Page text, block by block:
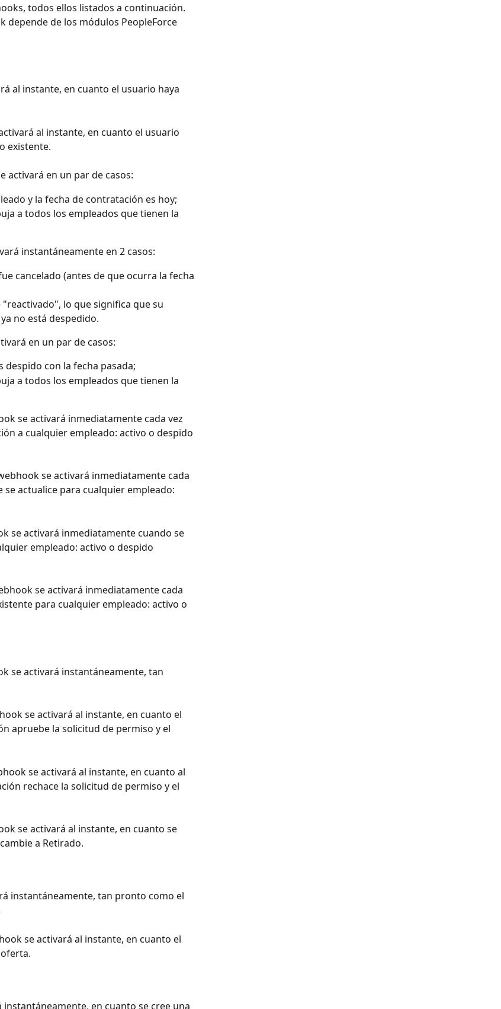
todos ellos listados a continuación.
depende de los módulos PeopleForce
al instante, en cuanto el usuario haya
al instante, en cuanto el usuario
existente.
activará en un par de casos:
y la fecha de contratación es hoy;
a todos los empleados que tienen la
instantáneamente en 2 casos:
cancelado (antes de que ocurra la fecha
lo que significa que su
no está despedido.
en un par de casos:
con la fecha pasada;
a todos los empleados que tienen la
se activará inmediatamente cada vez
a cualquier empleado: activo o despido
se activará inmediatamente cada
actualice para cualquier empleado:
se activará inmediatamente cuando se
empleado: activo o despido
se activará inmediatamente cada
para cualquier empleado: activo o
se activará instantáneamente, tan
se activará al instante, en cuanto el
apruebe la solicitud de permiso y el
se activará al instante, en cuanto al
rechace la solicitud de permiso y el
se activará al instante, en cuanto se
a Retirado.
instantáneamente, tan pronto como el
se activará al instante, en cuanto el
instantáneamente, en cuanto se cree una